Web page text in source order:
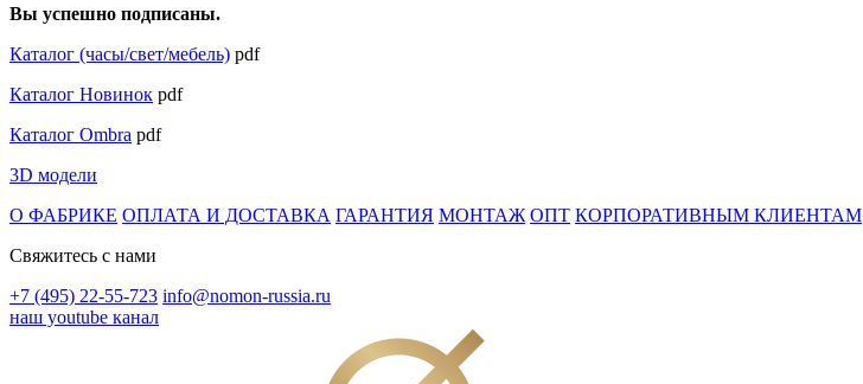
Вы успешно подписаны.
Каталог (часы/свет/мебель) pdf
Каталог Новинок pdf
Каталог Ombra pdf
3D модели
О ФАБРИКЕ ОПЛАТА И ДОСТАВКА ГАРАНТИЯ МОНТАЖ ОПТ КОРПОРАТИВНЫМ КЛИЕНТАМ
Свяжитесь с нами
+7 (495) 22-55-723 info@nomon-russia.ru
наш youtube канал